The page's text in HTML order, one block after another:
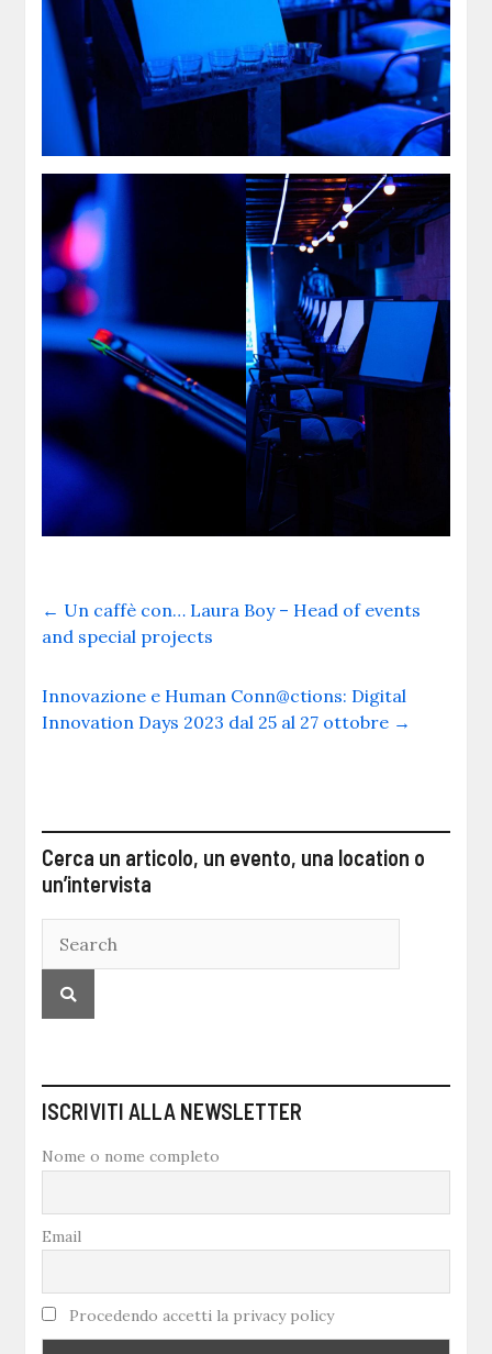
← Un caffè con… Laura Boy – Head of events
and special projects
Innovazione e Human Conn@ctions: Digital
Innovation Days 2023 dal 25 al 27 ottobre →
Cerca un articolo, un evento, una location o
un’intervista
ISCRIVITI ALLA NEWSLETTER
Nome o nome completo
Email
Procedendo accetti la privacy policy